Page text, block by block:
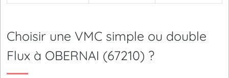
Choisir une VMC simple ou double
Flux à OBERNAI (67210) ?